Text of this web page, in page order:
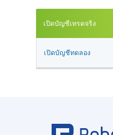
เปิดบัญชีเทรดจริง
เปิดบัญชีทดลอง